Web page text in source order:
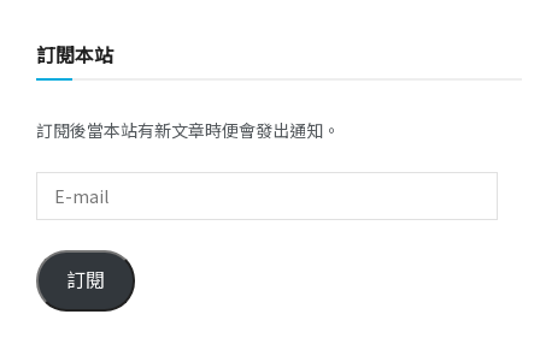
訂閱本站
訂閱後當本站有新文章時便會發出通知。
訂閱